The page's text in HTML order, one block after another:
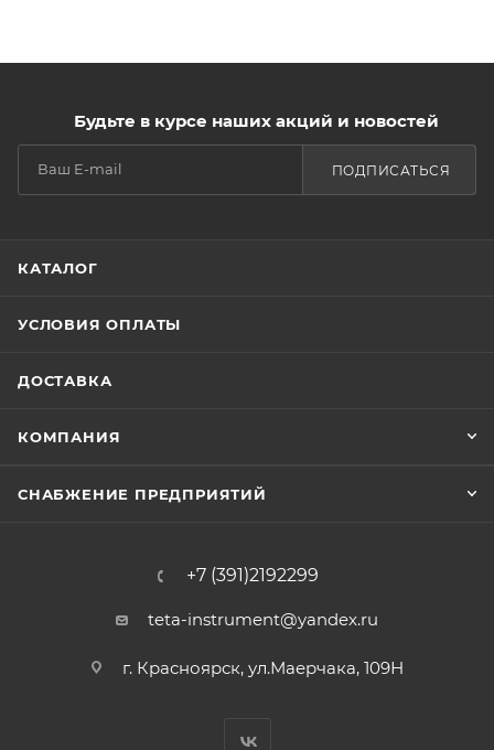
Будьте в курсе наших акций и новостей
ПОДПИСАТЬСЯ
КАТАЛОГ
УСЛОВИЯ ОПЛАТЫ
ДОСТАВКА
КОМПАНИЯ
СНАБЖЕНИЕ ПРЕДПРИЯТИЙ
+7 (391)2192299
teta-instrument@yandex.ru
г. Красноярск, ул.Маерчака, 109Н